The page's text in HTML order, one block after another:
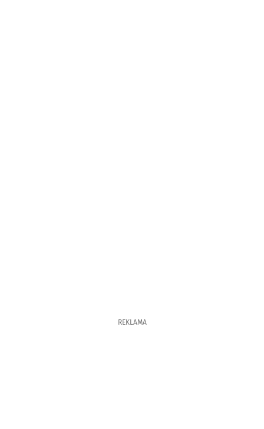
REKLAMA